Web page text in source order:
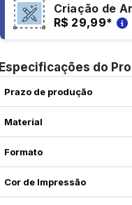
Criação de
R$ 29,99*
Especificações do
Prazo de produção
Material
Formato
Cor de Impressão